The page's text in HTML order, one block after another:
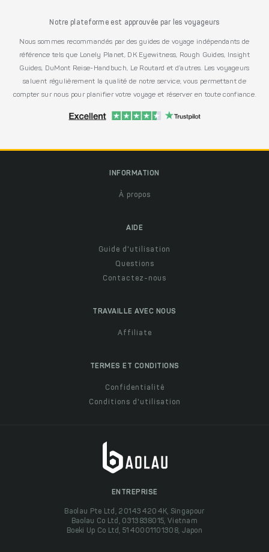
Notre plateforme est approuvée par les voyageurs
Nous sommes recommandés par des guides de voyage indépendants de
référence tels que Lonely Planet, DK Eyewitness, Rough Guides, Insight
Guides, DuMont Reise-Handbuch, Le Routard et d’autres. Les voyageurs
saluent régulièrement la qualité de notre service, vous permettant de
compter sur nous pour planifier votre voyage et réserver en toute confiance.
INFORMATION
À propos
AIDE
Guide d'utilisation
Questions
Contactez-nous
TRAVAILLE AVEC NOUS
Affiliate
TERMES ET CONDITIONS
Confidentialité
Conditions d'utilisation
ENTREPRISE
Baolau Pte Ltd, 201434204K, Singapour
Baolau Co Ltd, 0313838015, Vietnam
Boeki Up Co Ltd, 5140001101308, Japon